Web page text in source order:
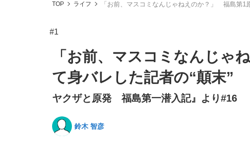
TOP ライフ 「お前、マスコミなんじゃねえのか？」 福島第1
#1
「お前、マスコミなんじゃ
て身バレした記者の“顛末”
ヤクザと原発 福島第一潜入記』より#16
鈴木 智彦